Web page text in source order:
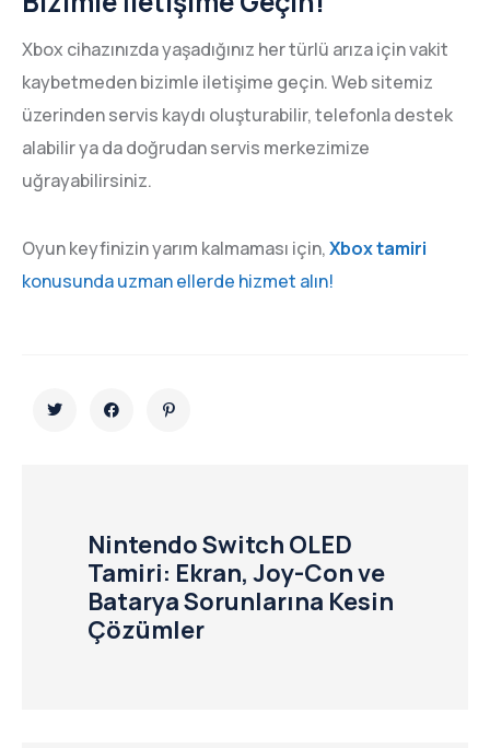
Xbox cihazınızda yaşadığınız her türlü arıza için vakit
kaybetmeden bizimle iletişime geçin. Web sitemiz
üzerinden servis kaydı oluşturabilir, telefonla destek
alabilir ya da doğrudan servis merkezimize
uğrayabilirsiniz.
Oyun keyfinizin yarım kalmaması için,Xbox tamiri
konusunda uzman ellerde hizmet alın!
Nintendo Switch OLED
Tamiri: Ekran, Joy-Con ve
Batarya Sorunlarına Kesin
Çözümler